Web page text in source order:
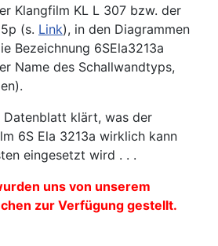
Klangfilm KL L 307 bzw. der
(s. Link), in den Diagrammen
Bezeichnung 6SEla3213a
Name des Schallwandtyps,
Datenblatt klärt, was der
6S Ela 3213a wirklich kann
eingesetzt wird . . .
uns von unserem
zur Verfügung gestellt.